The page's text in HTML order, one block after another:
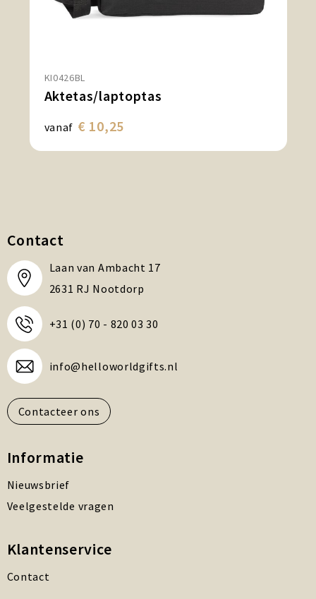
KI0426BL
Aktetas/laptoptas
vanaf € 10,25
Contact
Laan van Ambacht 17
2631 RJ Nootdorp
+31 (0) 70 - 820 03 30
info@helloworldgifts.nl
Contacteer ons
Informatie
Nieuwsbrief
Veelgestelde vragen
Klantenservice
Contact